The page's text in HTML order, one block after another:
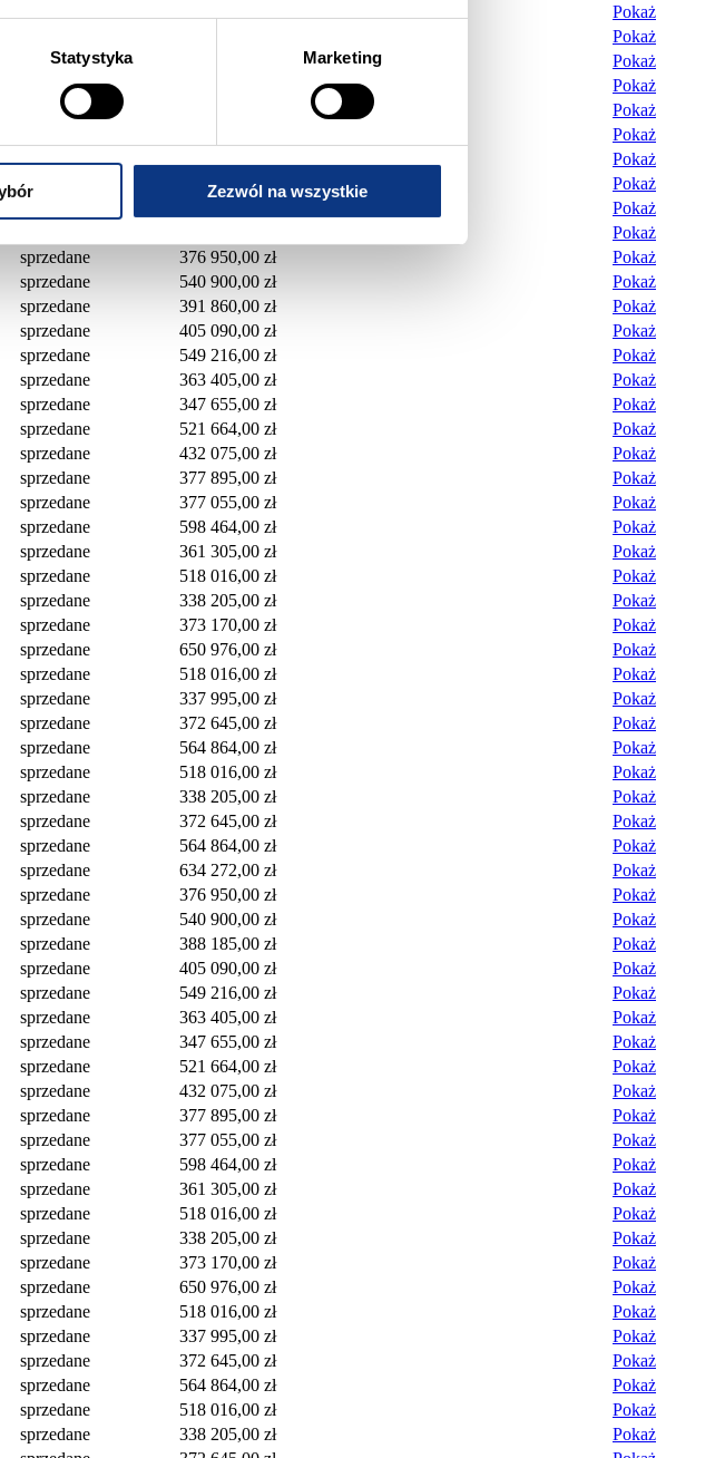
Statystyka Marketing
Zezwól na wszystkie
Pokaż
Pokaż
sprzedane
Pokaż
sprzedane
Pokaż
sprzedane
Pokaż
Pokaż
sprzedane
Pokaż
sprzedane 372 645,00 zł
Pokaż
Pokaż
Pokaż
sprzedane 376 950,00 zł
Pokaż
sprzedane 540 900,00 zł
Pokaż
sprzedane 391 860,00 zł
Pokaż
sprzedane 405 090,00 zł
Pokaż
sprzedane 549 216,00 zł
Pokaż
sprzedane 363 405,00 zł
Pokaż
sprzedane 347 655,00 zł
Pokaż
sprzedane 521 664,00 zł
Pokaż
sprzedane 432 075,00 zł
Pokaż
sprzedane 377 895,00 zł
Pokaż
sprzedane 377 055,00 zł
Pokaż
sprzedane 598 464,00 zł
Pokaż
sprzedane 361 305,00 zł
Pokaż
sprzedane 518 016,00 zł
Pokaż
sprzedane 338 205,00 zł
Pokaż
sprzedane 373 170,00 zł
Pokaż
sprzedane 650 976,00 zł
Pokaż
sprzedane 518 016,00 zł
Pokaż
sprzedane 337 995,00 zł
Pokaż
sprzedane 372 645,00 zł
Pokaż
sprzedane 564 864,00 zł
Pokaż
sprzedane 518 016,00 zł
Pokaż
sprzedane 338 205,00 zł
Pokaż
sprzedane 372 645,00 zł
Pokaż
sprzedane 564 864,00 zł
Pokaż
sprzedane 634 272,00 zł
Pokaż
sprzedane 376 950,00 zł
Pokaż
sprzedane 540 900,00 zł
Pokaż
sprzedane 388 185,00 zł
Pokaż
sprzedane 405 090,00 zł
Pokaż
sprzedane 549 216,00 zł
Pokaż
sprzedane 363 405,00 zł
Pokaż
sprzedane 347 655,00 zł
Pokaż
sprzedane 521 664,00 zł
Pokaż
sprzedane 432 075,00 zł
Pokaż
sprzedane 377 895,00 zł
Pokaż
sprzedane 377 055,00 zł
Pokaż
sprzedane 598 464,00 zł
Pokaż
sprzedane 361 305,00 zł
Pokaż
sprzedane 518 016,00 zł
Pokaż
sprzedane 338 205,00 zł
Pokaż
sprzedane 373 170,00 zł
Pokaż
sprzedane 650 976,00 zł
Pokaż
sprzedane 518 016,00 zł
Pokaż
sprzedane 337 995,00 zł
Pokaż
sprzedane 372 645,00 zł
Pokaż
sprzedane 564 864,00 zł
Pokaż
sprzedane 518 016,00 zł
Pokaż
sprzedane 338 205,00 zł
Pokaż